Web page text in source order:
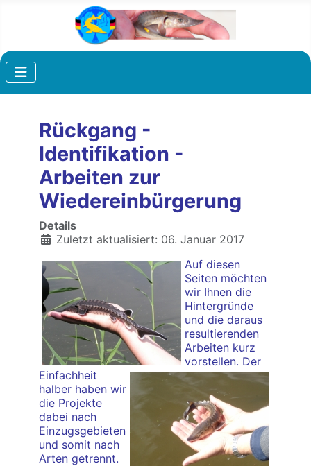
Rückgang -
Identifikation -
Arbeiten zur
Wiedereinbürgerung
Details
Zuletzt aktualisiert: 06. Januar 2017
Auf diesen
Seiten möchten
wir Ihnen die
Hintergründe
und die daraus
resultierenden
Arbeiten kurz
vorstellen. Der
Einfachheit
halber haben wir
die Projekte
dabei nach
Einzugsgebieten
und somit nach
Arten getrennt.